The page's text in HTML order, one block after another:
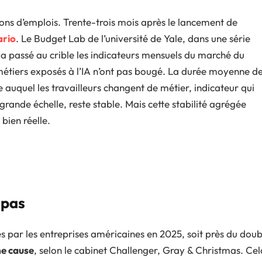
d’emplois. Trente-trois mois après le lancement de
. Le Budget Lab de l’université de Yale, dans une série
passé au crible les indicateurs mensuels du marché du
exposés à l’IA n’ont pas bougé. La durée moyenne
auquel les travailleurs changent de métier, indicateur qui
échelle, reste stable. Mais cette stabilité agrégée
réelle.
par les entreprises américaines en 2025, soit près du
cause, selon le cabinet Challenger, Gray & Christmas.